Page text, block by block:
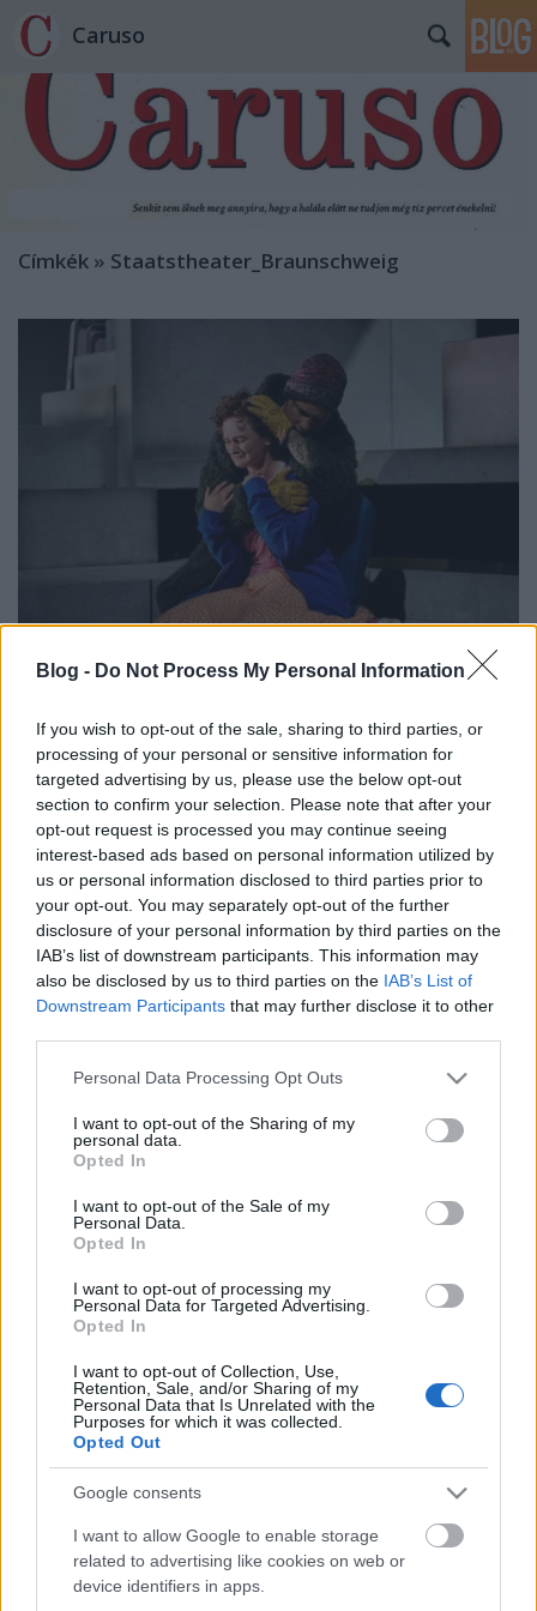
Blog - Do Not Process My Personal Information
If you wish to opt-out of the sale, sharing to third parties, or
processing of your personal or sensitive information for
targeted advertising by us, please use the below opt-out
section to confirm your selection. Please note that after your
opt-out request is processed you may continue seeing
interest-based ads based on personal information utilized by
us or personal information disclosed to third parties prior to
your opt-out. You may separately opt-out of the further
disclosure of your personal information by third parties on the
IAB’s list of downstream participants. This information may
also be disclosed by us to third parties on the IAB’s List of
Downstream Participants that may further disclose it to other
Please note that this website/app uses one or more Google
not limited to your visit or usage behaviour. You may click to
grant or deny consent to Google and its third-party tags to
use your data for below specified purposes in below Google
consent section.
Personal Data Processing Opt Outs
I want to opt-out of the Sharing of my
personal data.
Opted In
I want to opt-out of the Sale of my
Personal Data.
Opted In
I want to opt-out of processing my
Personal Data for Targeted Advertising.
Opted In
I want to opt-out of Collection, Use,
Retention, Sale, and/or Sharing of my
Personal Data that Is Unrelated with the
Purposes for which it was collected.
Opted Out
Google consents
I want to allow Google to enable storage
related to advertising like cookies on web or
device identifiers in apps.
Caruso
Címkék » Staatstheater_Braunschweig
Kutya egy világ
caruso_• 2023. február 28.
Az 1690 (!) óta működő többtagozatú braunschweigi
Staatstheater a 2022/23-as évadban összesen
negyvenhat különböző – jórészt friss – programmal
várja az érdeklődőket. Az operatagozat A Rajna
kincse, Az istenek alkonya és A varázsfuvola
felújítása mellett olyan ritkaságokkal készült, mint
Lehár (az…
Május elseje a halfeldolgozó
székházban
•2018. december 21.
német színházi kultúrában, mint a magyarban a
Marica grófnő. Szinte bármelyik társulatban jól
kiosztható, megbízható közönség-kedvenc, melyet